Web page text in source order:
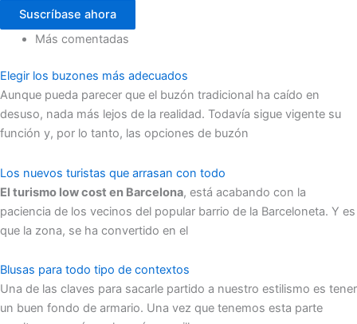
Suscríbase ahora
Más comentadas
Elegir los buzones más adecuados
Aunque pueda parecer que el buzón tradicional ha caído en
desuso, nada más lejos de la realidad. Todavía sigue vigente su
función y, por lo tanto, las opciones de buzón
Los nuevos turistas que arrasan con todo
El turismo low cost en Barcelona, está acabando con la
paciencia de los vecinos del popular barrio de la Barceloneta. Y es
que la zona, se ha convertido en el
Blusas para todo tipo de contextos
Una de las claves para sacarle partido a nuestro estilismo es tener
un buen fondo de armario. Una vez que tenemos esta parte